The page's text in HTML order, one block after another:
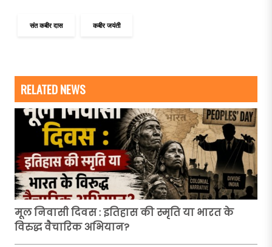
संत कबीर दास कबीर जयंती
RELATED NEWS
मूल निवासी दिवस : इतिहास की स्मृति या भारत के
विरुद्ध वैचारिक अभियान?